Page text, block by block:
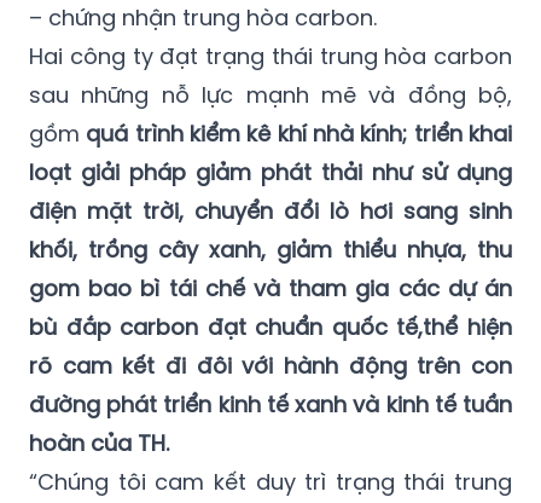
– chứng nhận trung hòa carbon.
Hai công ty đạt trạng thái trung hòa carbon
sau những nỗ lực mạnh mẽ và đồng bộ,
gồm quá trình kiểm kê khí nhà kính; triển khai
loạt giải pháp giảm phát thải như sử dụng
điện mặt trời, chuyển đổi lò hơi sang sinh
khối, trồng cây xanh, giảm thiểu nhựa, thu
gom bao bì tái chế và tham gia các dự án
bù đắp carbon đạt chuẩn quốc tế,thể hiện
rõ cam kết đi đôi với hành động trên con
đường phát triển kinh tế xanh và kinh tế tuần
hoàn của TH.
“Chúng tôi cam kết duy trì trạng thái trung